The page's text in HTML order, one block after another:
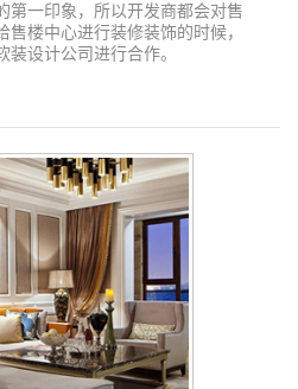
第一印象，所以开发商都会对售
楼中心进行装修装饰的时候，
设计公司进行合作。